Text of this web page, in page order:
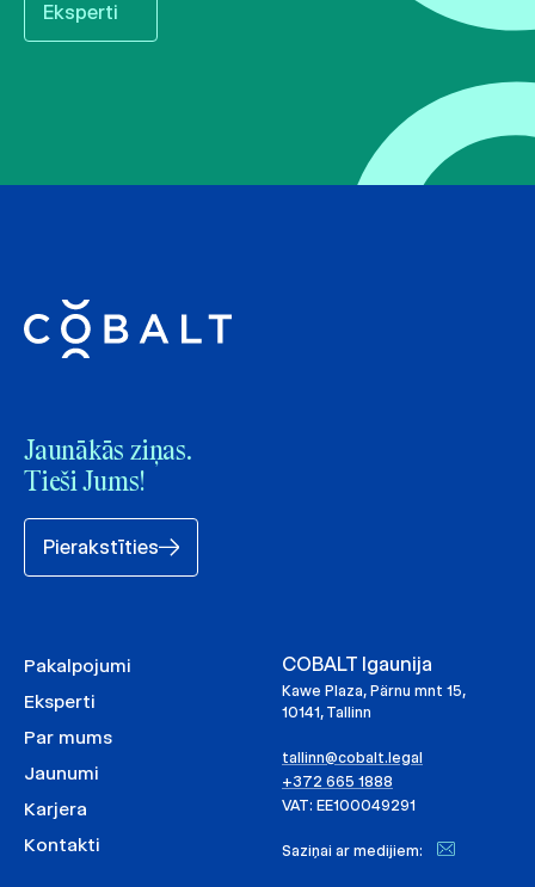
Eksperti
Jaunākās ziņas.
Tieši Jums!
Pierakstīties
Pakalpojumi
Eksperti
Par mums
Jaunumi
Karjera
Kontakti
COBALT Igaunija
Kawe Plaza, Pärnu mnt 15,
10141, Tallinn
tallinn@cobalt.legal
+372 665 1888
VAT: EE100049291
Saziņai ar medijiem: